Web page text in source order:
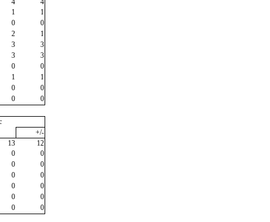
4
4
1
1
0
0
2
1
3
3
3
3
0
0
1
1
0
0
0
0
+/-
13
12
0
0
0
0
0
0
0
0
0
0
0
0